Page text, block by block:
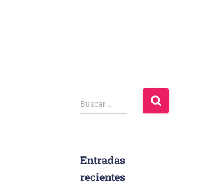
Buscar …
Entradas
recientes